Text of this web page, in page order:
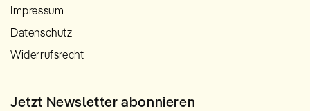
Impressum
Datenschutz
Widerrufsrecht
Jetzt Newsletter abonnieren